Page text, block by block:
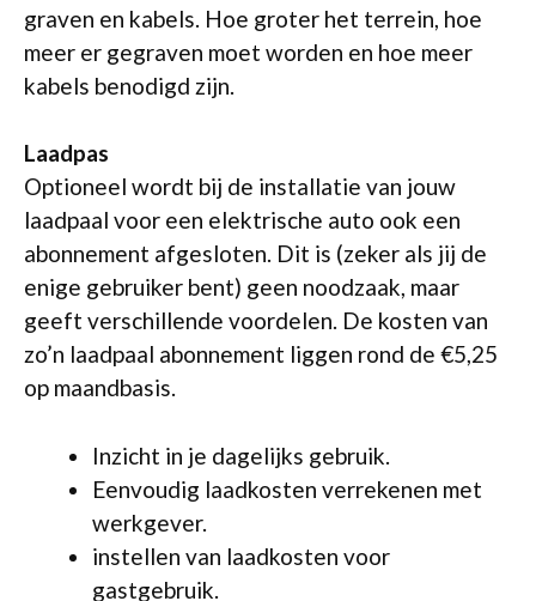
graven en kabels. Hoe groter het terrein, hoe
meer er gegraven moet worden en hoe meer
kabels benodigd zijn.
Laadpas
Optioneel wordt bij de installatie van jouw
laadpaal voor een elektrische auto ook een
abonnement afgesloten. Dit is (zeker als jij de
enige gebruiker bent) geen noodzaak, maar
geeft verschillende voordelen. De kosten van
zo’n laadpaal abonnement liggen rond de €5,25
op maandbasis.
Inzicht in je dagelijks gebruik.
Eenvoudig laadkosten verrekenen met
werkgever.
instellen van laadkosten voor
gastgebruik.